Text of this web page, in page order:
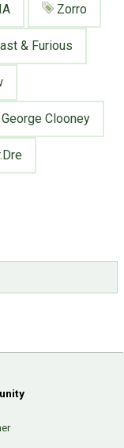
Zorro
& Furious
George Clooney